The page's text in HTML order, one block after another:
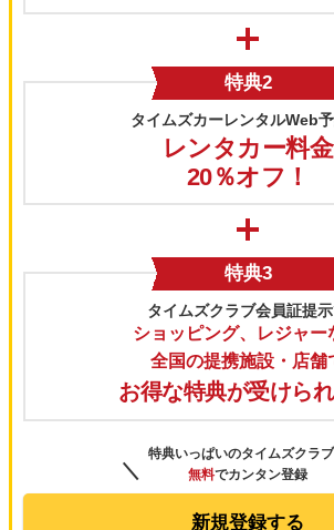
特典2
タイムズカーレンタルWeb
レンタカー料金
20％オフ！
特典3
タイムズクラブ会員証提
ショッピング、レジャー
全国の提携施設・店舗
お得な特典が受けられ
＼
特典いっぱいのタイムズクラ
無料でカンタン登録
新規登録する